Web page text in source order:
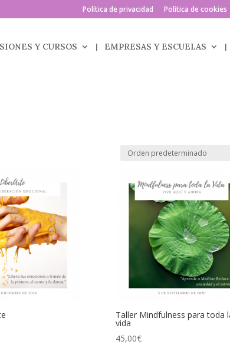
Política de privacidad Política de cookies
Y CURSOS EMPRESAS Y ESCUELAS
Taller Mindfulness para toda
vida
45,00€